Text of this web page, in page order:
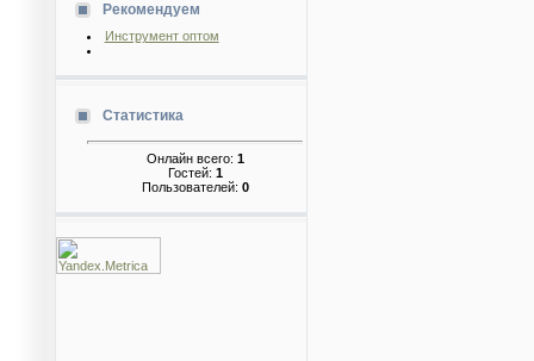
Рекомендуем
Инструмент оптом
Статистика
Онлайн всего: 1
Гостей: 1
Пользователей: 0